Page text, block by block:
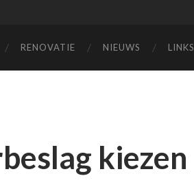
RENOVATIE NIEUWS LINKS
kiezen